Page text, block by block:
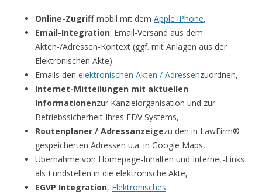
Online-Zugriffmobil mit dem Apple iPhone,
Email-Integration: Email-Versand aus dem
Akten-/Adressen-Kontext (ggf. mit Anlagen aus der
Elektronischen Akte)
Emails den elektronischen Akten / Adressenzuordnen,
Internet-Mitteilungen mit aktuellen
Informationenzur Kanzleiorganisation und zur
Betriebssicherheit Ihres EDV Systems,
Routenplaner / Adressanzeigezu den in LawFirm®
gespeicherten Adressen u.a. in Google Maps,
Übernahme von Homepage-Inhalten und Internet-Links
als Fundstellen in die elektronische Akte,
EGVP Integration, Elektronisches